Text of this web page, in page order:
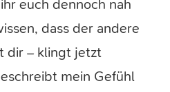
euch dennoch nah
dass der andere
dir – klingt jetzt
mein Gefühl